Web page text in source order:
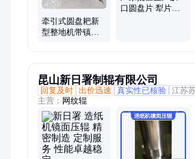
牵引式圆盘耙新
型整地机带镇压
口圆盘片 犁片
昆山新日署制辊有限公司
回复及时 出价迅速 真实性已核验 江苏
主营： 网纹辊